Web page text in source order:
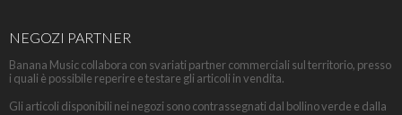
NEGOZI PARTNER
Banana Music collabora con svariati partner commerciali sul territorio, presso
i quali è possibile reperire e testare gli articoli in vendita.
Gli articoli disponibili nei negozi sono contrassegnati dal bollino verde e dalla